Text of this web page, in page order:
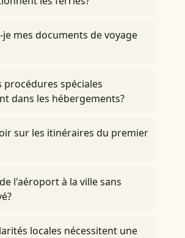
mes documents de voyage
procédures spéciales
dans les hébergements?
sur les itinéraires du premier
l'aéroport à la ville sans
locales nécessitent une